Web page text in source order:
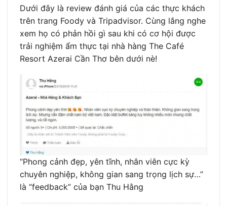
Dưới đây là review đánh giá của các thực khách
trên trang Foody và Tripadvisor. Cùng lắng nghe
xem họ có phản hồi gì sau khi có cơ hội được
trải nghiệm ẩm thực tại nhà hàng The Café
Resort Azerai Cần Thơ bên dưới nè!
“Phong cảnh đẹp, yên tĩnh, nhân viên cực kỳ
chuyên nghiệp, không gian sang trọng lịch sự…”
là “feedback” của bạn Thu Hằng